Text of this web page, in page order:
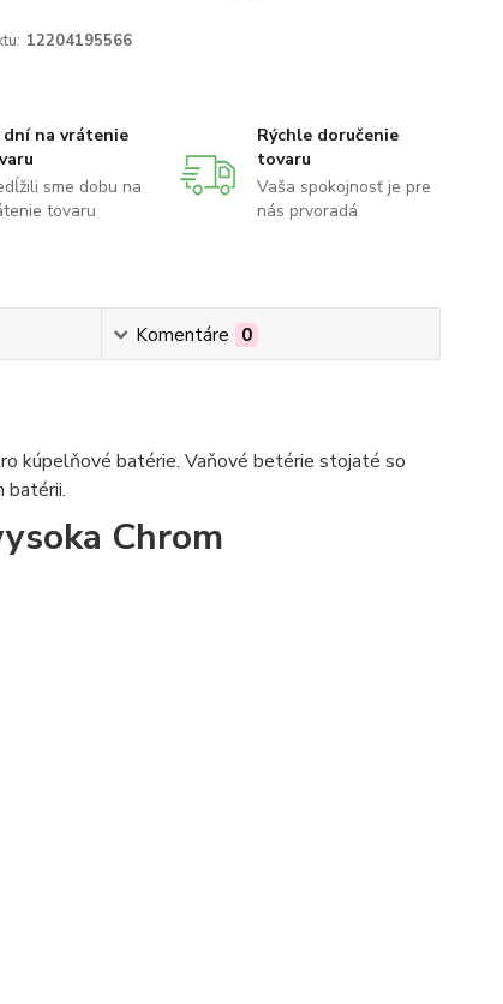
12204195566
dní na vrátenie
sme dobu na
tovaru
Rýchle doručenie
tovaru
Vaša spokojnosť je pre
nás prvoradá
Komentáre 0
kúpelňové batérie. Vaňové betérie stojaté so
batérii.
Chrom